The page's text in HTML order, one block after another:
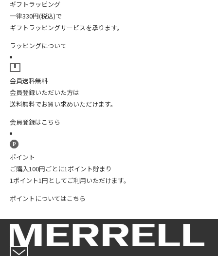
ギフトラッピング
一律330円(税込)で
ギフトラッピングサービスを承ります。
ラッピングについて
会員送料無料
会員登録いただいた方は
送料無料でお買い求めいただけます。
会員登録はこちら
ポイント
ご購入100円ごとに1ポイント貯まり
1ポイント1円としてご利用いただけます。
ポイントについてはこちら